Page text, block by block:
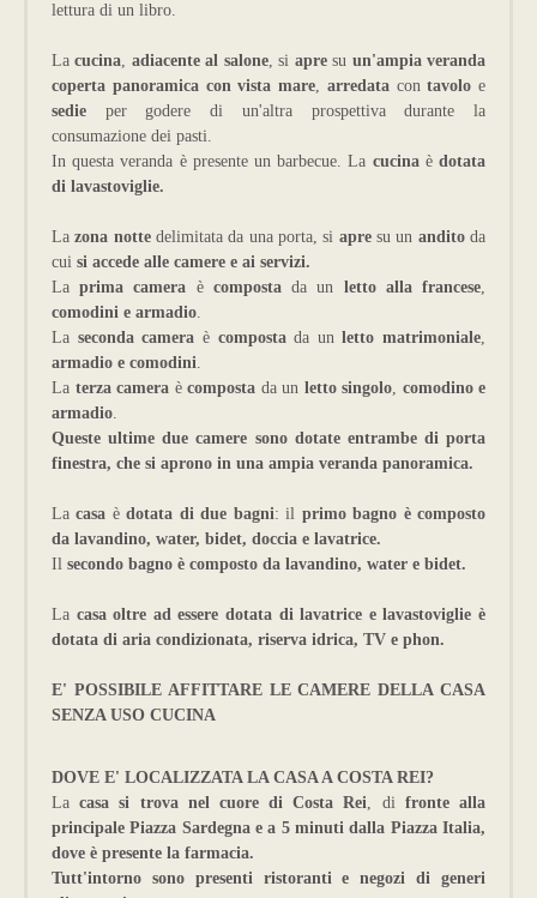
lettura di un libro.
Lacucina, adiacente al salone, si apresu un'ampia veranda
coperta panoramica con vista mare, arredatacontavolo e
sedie per godere di un'altra prospettiva durante la
consumazione dei pasti.
In questa veranda è presente un barbecue. La cucinaèdotata
di lavastoviglie.
Lazona nottedelimitata da una porta, si apresu un anditoda
cui si accede alle camere e ai servizi.
Laprima camera è compostada un letto alla francese,
comodini e armadio.
La seconda camera è compostada unletto matrimoniale,
armadio e comodini.
La terza camera è composta da un letto singolo, comodino e
armadio.
Queste ultime due camere sono dotate entrambe di porta
finestra, che si aprono in una ampia veranda panoramica.
La casa èdotata di due bagni: il primo bagno è composto
da lavandino, water, bidet, doccia e lavatrice.
Il secondo bagno è composto da lavandino, water e bidet.
La casa oltre ad essere dotata di lavatrice e lavastoviglie è
dotata di aria condizionata, riserva idrica, TV e phon.
E' POSSIBILE AFFITTARE LE CAMERE DELLA CASA
SENZA USO CUCINA
DOVE E' LOCALIZZATA LA CASA A COSTA REI?
La casa si trova nel cuore di Costa Rei, di fronte alla
principale Piazza Sardegna e a 5 minuti dalla Piazza Italia,
dove è presente la farmacia.
Tutt'intorno sono presenti ristoranti e negozi di generi